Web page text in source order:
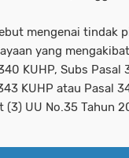
mengenai tindak
yang
KUHP, Subs Pasal
KUHP atau Pasal
(3) UU No.35 Tahun